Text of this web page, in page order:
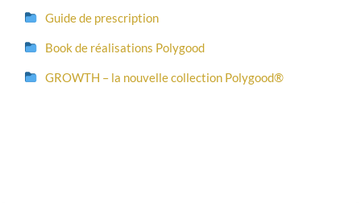
Guide de prescription
Book de réalisations Polygood
GROWTH – la nouvelle collection Polygood®